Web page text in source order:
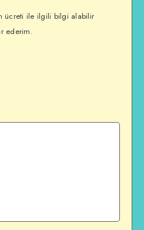
ücreti ile ilgili bilgi alabilir
ederim.